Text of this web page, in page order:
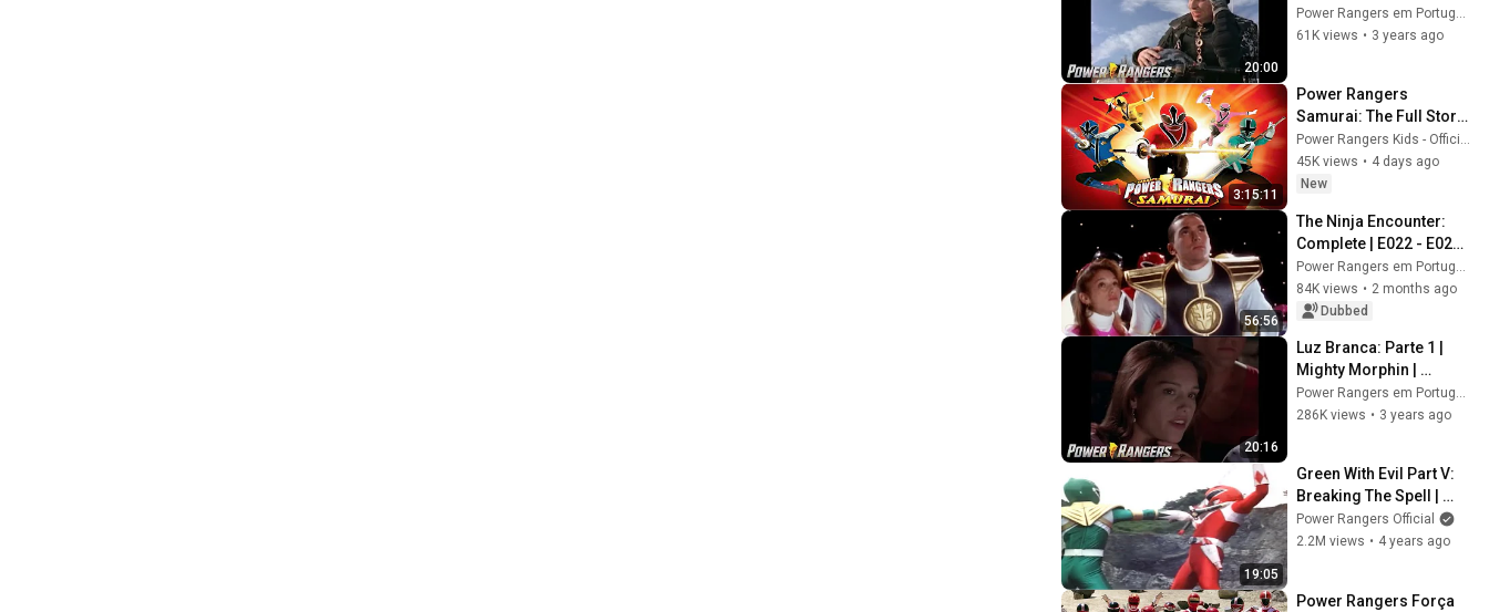
20:00
Episódio Completo |
S02 | E02 | Power
Power Rangers em Português - Canal Oficial
61K views • 3 years ago
3:15:11
Power Rangers
Samurai: The Full Story
| Mini Movie | Power
Month | Superheroes
For Kids
Power Rangers Kids - Official Channel
45K views • 4 days ago
New
56:56
The Ninja Encounter:
Complete | E022 - E024 |
Might Morphin | Mini
Movie | Power Rangers
Official
84K views • 2 months ago
Dubbed
20:16
Luz Branca: Parte 1 |
Mighty Morphin |
Episódio Completo |
S02 | E17 | Power
Power Rangers em Português - Canal Oficial
286K views • 3 years ago
19:05
Green With Evil Part V:
Breaking The Spell |
MMPR | Full Episode |
S01 | E21 | Power
Power Rangers Official
2.2M views • 4 years ago
Power Rangers Força